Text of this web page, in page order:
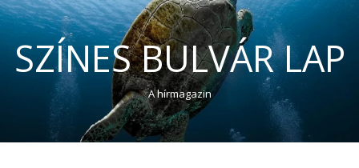
SZÍNES BULVÁR LAP
A hírmagazin